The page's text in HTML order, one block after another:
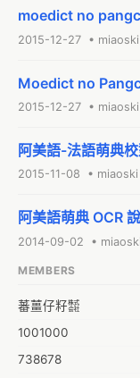
moedict no
2015-12-27 • miaoski
Moedict no
2015-12-27 • miaoski
阿美語-法語萌典
2015-11-08 • miaoski
阿美語萌典 OCR
2014-09-02 • miaoski
MEMBERS
蕃薑仔籽㍿
1001000
738678